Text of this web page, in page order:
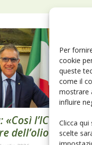
Per
cookie
queste
come il
mostrare
influire
Clicca
scelte
l’ICQRF
dell’olio